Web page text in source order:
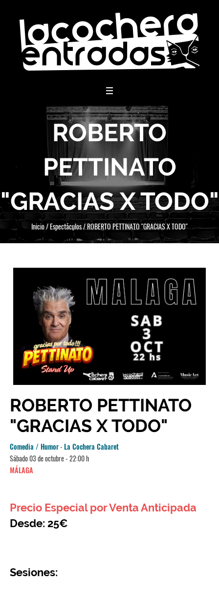
ROBERTO
PETTINATO
"GRACIAS X TODO"
Inicio/Espectáculos/ROBERTO PETTINATO "GRACIAS X TODO"
ROBERTO PETTINATO
"GRACIAS X TODO"
Comedia / Humor-La Cochera Cabaret
Sábado 03 de octubre - 22:00 h
MÁLAGA
Precio Especial por Venta Anticipada
Desde: 25€
Sesiones: